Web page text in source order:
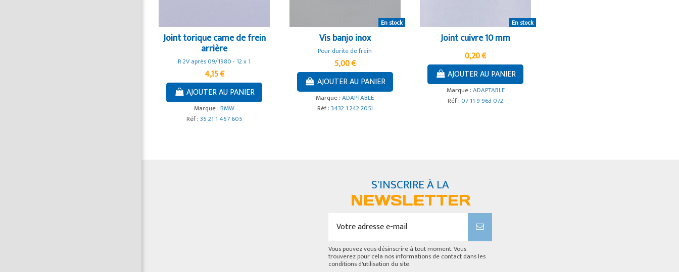
Joint torique came de frein
arrière
R 2V après 09/1980 - 12 x 1
4,15 €
AJOUTER AU PANIER
Marque :BMW
Réf :35 21 1 457 605
En stock
Vis banjo inox
Pour durite de frein
5,00 €
AJOUTER AU PANIER
Marque :ADAPTABLE
Réf :3432 1 242 205I
En stock
Joint cuivre 10 mm
0,20 €
AJOUTER AU PANIER
Marque :ADAPTABLE
Réf :07 11 9 963 072
S'INSCRIRE À LA
NEWSLETTER
Vous pouvez vous désinscrire à tout moment. Vous
trouverez pour cela nos informations de contact dans les
conditions d'utilisation du site.